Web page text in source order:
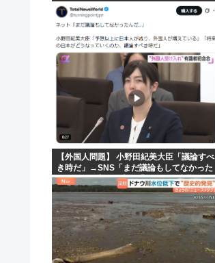
【外国人問題】 小野田紀美大臣「議論すべ
き時だ」→SNS「まだ議論もしてなかった
んだ...」→小野田大臣「これが進歩状況で
す」めちゃくちゃ仕事して...